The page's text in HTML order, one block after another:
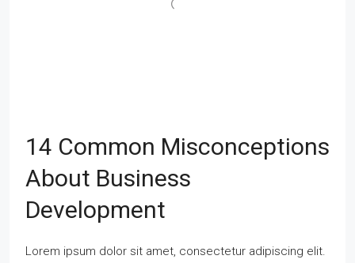
14 Common Misconceptions
About Business
Development
Lorem ipsum dolor sit amet, consectetur adipiscing elit.